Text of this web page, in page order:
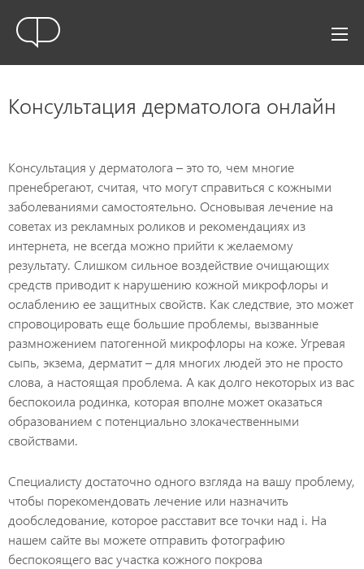
Консультация дерматолога онлайн
Консультация у дерматолога – это то, чем многие
пренебрегают, считая, что могут справиться с кожными
заболеваниями самостоятельно. Основывая лечение на
советах из рекламных роликов и рекомендациях из
интернета, не всегда можно прийти к желаемому
результату. Слишком сильное воздействие очищающих
средств приводит к нарушению кожной микрофлоры и
ослаблению ее защитных свойств. Как следствие, это может
спровоцировать еще большие проблемы, вызванные
размножением патогенной микрофлоры на коже. Угревая
сыпь, экзема, дерматит – для многих людей это не просто
слова, а настоящая проблема. А как долго некоторых из вас
беспокоила родинка, которая вполне может оказаться
образованием с потенциально злокачественными
свойствами.
Специалисту достаточно одного взгляда на вашу проблему,
чтобы порекомендовать лечение или назначить
дообследование, которое расставит все точки над i. На
нашем сайте вы можете отправить фотографию
беспокоящего вас участка кожного покрова